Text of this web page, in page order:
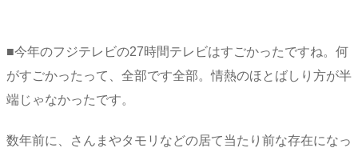
■今年のフジテレビの27時間テレビはすごかったですね。何
がすごかったって、全部です全部。情熱のほとばしり方が半
端じゃなかったです。
数年前に、さんまやタモリなどの居て当たり前な存在になっ